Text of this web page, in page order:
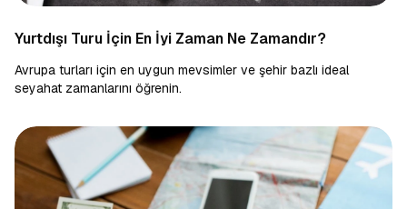
Yurtdışı Turu İçin En İyi Zaman Ne Zamandır?
Avrupa turları için en uygun mevsimler ve şehir bazlı ideal
seyahat zamanlarını öğrenin.